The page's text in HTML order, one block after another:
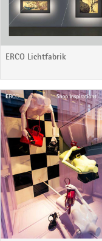
ERCO Lichtfabrik